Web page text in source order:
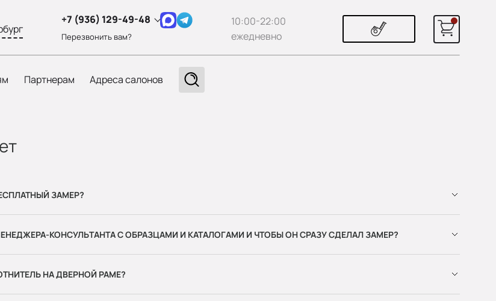
+7 (936) 129-49-48
Перезвонить вам?
10:00-22:00
ежедневно
Партнерам Адреса салонов
ЗАМЕР?
КОНСУЛЬТАНТА С ОБРАЗЦАМИ И КАТАЛОГАМИ И ЧТОБЫ ОН СРАЗУ СДЕЛАЛ ЗАМЕР?
НА ДВЕРНОЙ РАМЕ?